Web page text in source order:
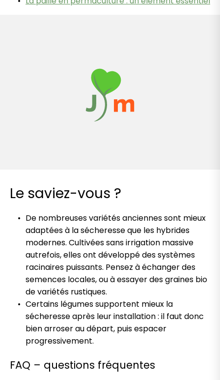
Le saviez-vous ?
De nombreuses variétés anciennes sont mieux
adaptées à la sécheresse que les hybrides
modernes. Cultivées sans irrigation massive
autrefois, elles ont développé des systèmes
racinaires puissants. Pensez à échanger des
semences locales, ou à essayer des graines bio
de variétés rustiques.
Certains légumes supportent mieux la
sécheresse après leur installation : il faut donc
bien arroser au départ, puis espacer
progressivement.
FAQ – questions fréquentes